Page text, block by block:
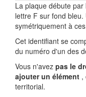
La plaque débute
lettre F sur fond bleu.
symétriquement à
Cet identifiant se
du numéro d'un des
Vous n'avez pas le
ajouter un élément ,
territorial.